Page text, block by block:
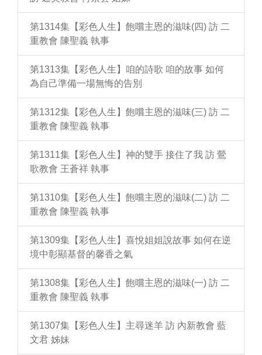
第1314集【彩色人生】飽嚐主恩的滋味(四) 訪 二
重教會 陳聖義 執事
第1313集【彩色人生】咱的詩歌 咱的故事 如何
為自己準備一場無悔的告別
第1312集【彩色人生】飽嚐主恩的滋味(三) 訪 二
重教會 陳聖義 執事
第1311集【彩色人生】神的雙手 接住了我 訪 鶯
歌教會 王蒼祥 執事
第1310集【彩色人生】飽嚐主恩的滋味(二) 訪 二
重教會 陳聖義 執事
第1309集【彩色人生】喜悅姐姐說故事 如何在逆
境中彰顯基督的馨香之氣
第1308集【彩色人生】飽嚐主恩的滋味(一) 訪 二
重教會 陳聖義 執事
第1307集【彩色人生】主尋迷羊 訪 內新教會 藍
文君 姊妹